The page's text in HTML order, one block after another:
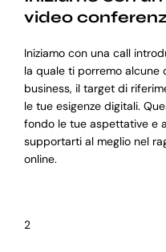
video
Iniziamo con una call
la quale ti porremo
business, il target di
le tue esigenze digitali.
fondo le tue aspettative e
supportarti al meglio nel
online.
2